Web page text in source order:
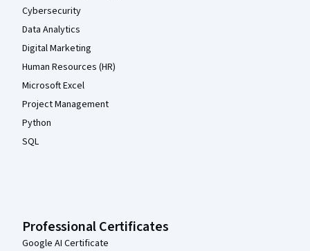
Cybersecurity
Data Analytics
Digital Marketing
Human Resources (HR)
Microsoft Excel
Project Management
Python
SQL
Professional Certificates
Google AI Certificate